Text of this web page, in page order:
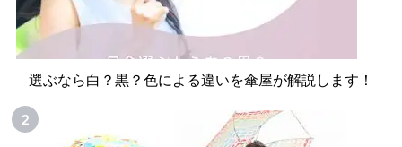
選ぶなら白？黒？色による違いを傘屋が解説します！